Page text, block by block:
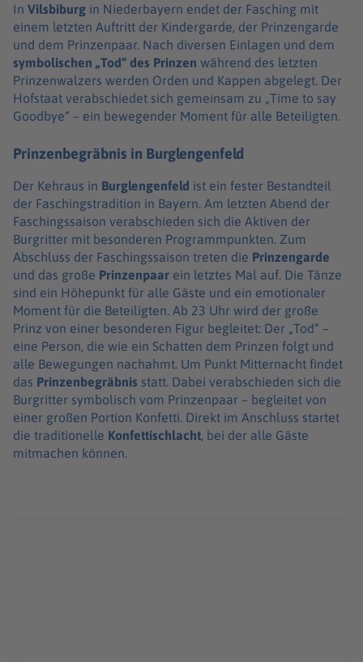
In Vilsbiburg in Niederbayern endet der Fasching mit
einem letzten Auftritt der Kindergarde, der Prinzengarde
und dem Prinzenpaar. Nach diversen Einlagen und dem
symbolischen „Tod“ des Prinzen während des letzten
Prinzenwalzers werden Orden und Kappen abgelegt. Der
Hofstaat verabschiedet sich gemeinsam zu „Time to say
Goodbye“ – ein bewegender Moment für alle Beteiligten.
Prinzenbegräbnis in Burglengenfeld
Der Kehraus in Burglengenfeld ist ein fester Bestandteil
der Faschingstradition in Bayern. Am letzten Abend der
Faschingssaison verabschieden sich die Aktiven der
Burgritter mit besonderen Programmpunkten. Zum
Abschluss der Faschingssaison treten die Prinzengarde
und das große Prinzenpaar ein letztes Mal auf. Die Tänze
sind ein Höhepunkt für alle Gäste und ein emotionaler
Moment für die Beteiligten. Ab 23 Uhr wird der große
Prinz von einer besonderen Figur begleitet: Der „Tod“ –
eine Person, die wie ein Schatten dem Prinzen folgt und
alle Bewegungen nachahmt. Um Punkt Mitternacht findet
das Prinzenbegräbnis statt. Dabei verabschieden sich die
Burgritter symbolisch vom Prinzenpaar – begleitet von
einer großen Portion Konfetti. Direkt im Anschluss startet
die traditionelle Konfettischlacht, bei der alle Gäste
mitmachen können.